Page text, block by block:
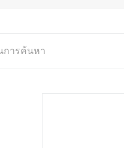
การค้นหา